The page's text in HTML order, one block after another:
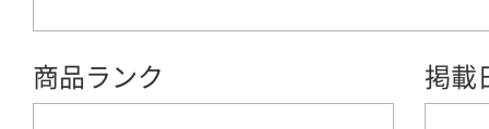
商品ランク 掲載